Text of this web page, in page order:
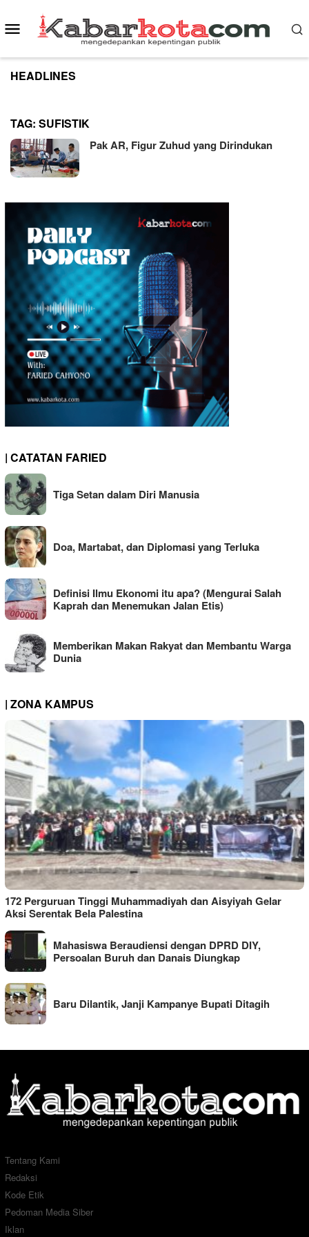
to
content
Mobile
Menu
HEADLINES
TAG: SUFISTIK
Pak AR, Figur Zuhud yang Dirindukan
| CATATAN FARIED
Tiga Setan dalam Diri Manusia
Doa, Martabat, dan Diplomasi yang Terluka
Definisi Ilmu Ekonomi itu apa? (Mengurai Salah
Kaprah dan Menemukan Jalan Etis)
Memberikan Makan Rakyat dan Membantu Warga
Dunia
| ZONA KAMPUS
172 Perguruan Tinggi Muhammadiyah dan Aisyiyah Gelar
Aksi Serentak Bela Palestina
Mahasiswa Beraudiensi dengan DPRD DIY,
Persoalan Buruh dan Danais Diungkap
Baru Dilantik, Janji Kampanye Bupati Ditagih
Tentang Kami
Redaksi
Kode Etik
Pedoman Media Siber
Iklan